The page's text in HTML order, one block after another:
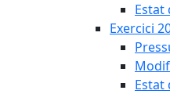
Estat
Exercici
Estat